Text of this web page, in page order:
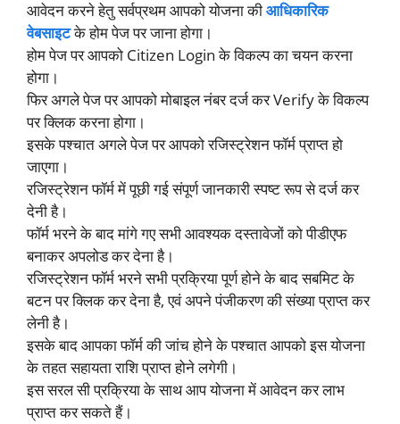
आवेदन करने हेतु सर्वप्रथम आपको योजना कीआधिकारिक
वेबसाइटके होम पेज पर जाना होगा।
होम पेज पर आपको Citizen Login के विकल्प का चयन करना
होगा।
फिर अगले पेज पर आपको मोबाइल नंबर दर्ज कर Verify के विकल्प
पर क्लिक करना होगा।
इसके पश्चात अगले पेज पर आपको रजिस्ट्रेशन फॉर्म प्राप्त हो
जाएगा।
रजिस्ट्रेशन फॉर्म में पूछी गई संपूर्ण जानकारी स्पष्ट रूप से दर्ज कर
देनी है।
फॉर्म भरने के बाद मांगे गए सभी आवश्यक दस्तावेजों को पीडीएफ
बनाकर अपलोड कर देना है।
रजिस्ट्रेशन फॉर्म भरने सभी प्रक्रिया पूर्ण होने के बाद सबमिट के
बटन पर क्लिक कर देना है, एवं अपने पंजीकरण की संख्या प्राप्त कर
लेनी है।
इसके बाद आपका फॉर्म की जांच होने के पश्चात आपको इस योजना
के तहत सहायता राशि प्राप्त होने लगेगी।
इस सरल सी प्रक्रिया के साथ आप योजना में आवेदन कर लाभ
प्राप्त कर सकते हैं।